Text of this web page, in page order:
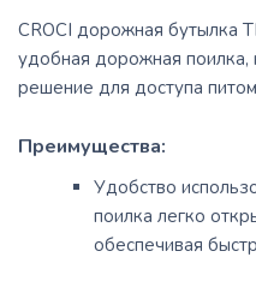
CROCI дорожная бутылка
удобная дорожная поилка,
решение для доступа
Преимущества:
Удобство
поилка легко
обеспечивая